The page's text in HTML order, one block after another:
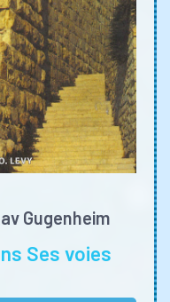
Gugenheim
Ses voies